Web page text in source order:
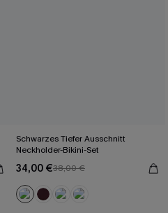
Schwarzes Tiefer Ausschnitt
Neckholder-Bikini-Set
34,00 €38,00 €